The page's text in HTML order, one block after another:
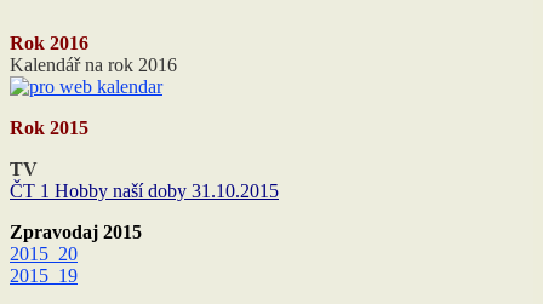
Rok 2016
Kalendář na rok 2016
Rok 2015
TV
ČT 1 Hobby naší doby 31.10.2015
Zpravodaj 2015
2015_20
2015_19